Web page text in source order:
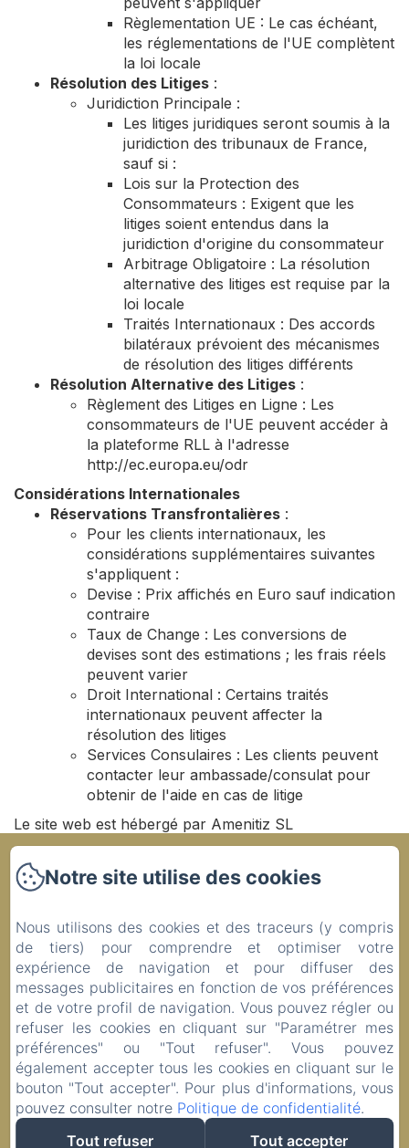
Règlementation UE : Le cas échéant,
les réglementations de l'UE complètent
la loi locale
Résolution des Litiges :
Juridiction Principale :
Les litiges juridiques seront soumis à la
juridiction des tribunaux de France,
sauf si :
Lois sur la Protection des
Consommateurs : Exigent que les
litiges soient entendus dans la
juridiction d'origine du consommateur
Arbitrage Obligatoire : La résolution
alternative des litiges est requise par la
loi locale
Traités Internationaux : Des accords
bilatéraux prévoient des mécanismes
de résolution des litiges différents
Résolution Alternative des Litiges :
Règlement des Litiges en Ligne : Les
consommateurs de l'UE peuvent accéder à
la plateforme RLL à l'adresse
http://ec.europa.eu/odr
Considérations Internationales
Réservations Transfrontalières :
Pour les clients internationaux, les
considérations supplémentaires suivantes
s'appliquent :
Devise : Prix affichés en Euro sauf indication
contraire
Taux de Change : Les conversions de
devises sont des estimations ; les frais réels
peuvent varier
Droit International : Certains traités
internationaux peuvent affecter la
résolution des litiges
Services Consulaires : Les clients peuvent
contacter leur ambassade/consulat pour
obtenir de l'aide en cas de litige
Le site web est hébergé par Amenitiz SL
Nos Chambres
A table
07.82.66.29.12
Contact
Politique de confidentialité
Informations légales
Informations sur les cookies
Notre site utilise des cookies
Nous utilisons des cookies et des traceurs (y compris
de tiers) pour comprendre et optimiser votre
expérience de navigation et pour diffuser des
messages publicitaires en fonction de vos préférences
et de votre profil de navigation. Vous pouvez régler ou
refuser les cookies en cliquant sur "Paramétrer mes
préférences" ou "Tout refuser". Vous pouvez
également accepter tous les cookies en cliquant sur le
bouton "Tout accepter". Pour plus d'informations, vous
pouvez consulter notre Politique de confidentialité.
Tout refuser
Tout accepter